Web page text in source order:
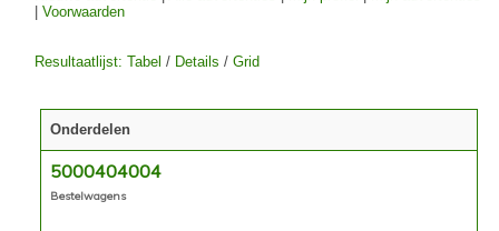
In-/uitloggen
Bedrijfsgegevens
Nieuws
|Voorwaarden
Resultaatlijst: Tabel / Details /Grid
Onderdelen
5000404004
Bestelwagens